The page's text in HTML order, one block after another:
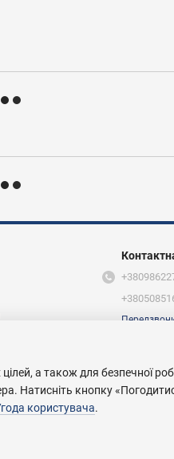
а також для безпечної
Натисніть кнопку
користувача.